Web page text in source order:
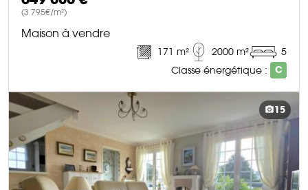
(3 795€/m²)
Maison à vendre
171 m² 2000 m²
5
Classe énergétique :
C
DÉCOUVRIR CE BIEN
15